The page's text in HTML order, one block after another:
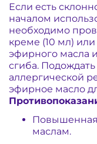
Если есть
началом
необходимо
креме (10 мл)
эфирного масла
сгиба. Подождать
аллергической
эфирное масло
Повышенная
маслам.